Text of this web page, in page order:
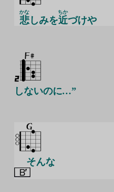
悲
かな
しみを近
ちか
づけや
しないのに…”
そんな